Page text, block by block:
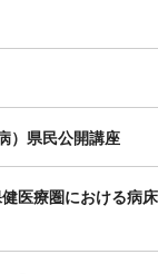
）県民公開講座
医療圏における病